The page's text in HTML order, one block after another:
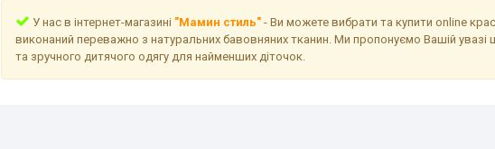
У нас в інтернет-магазині "Мамин стиль" - Ви можете вибрати та купити online
виконаний переважно з натуральних бавовняних тканин. Ми пропонуємо Вашій увазі
та зручного дитячого одягу для найменших діточок.